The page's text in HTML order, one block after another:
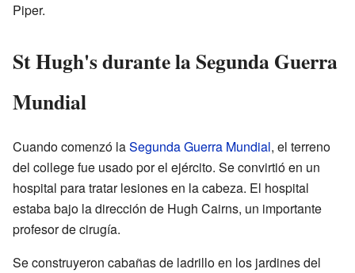
Piper.
St Hugh's durante la Segunda Guerra
Mundial
Cuando comenzó laSegunda Guerra Mundial, el terreno
del college fue usado por el ejército. Se convirtió en un
hospital para tratar lesiones en la cabeza. El hospital
estaba bajo la dirección de Hugh Cairns, un importante
profesor de cirugía.
Se construyeron cabañas de ladrillo en los jardines del